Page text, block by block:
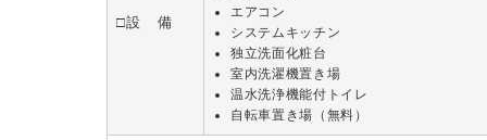
□設 備
エアコン
システムキッチン
独立洗面化粧台
室内洗濯機置き場
温水洗浄機能付トイレ
自転車置き場（無料）